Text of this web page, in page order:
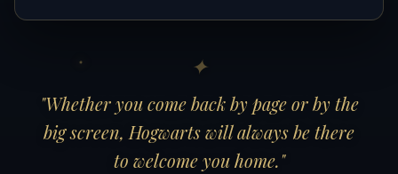
"Whether you come back by page or by the
big screen, Hogwarts will always be there
to welcome you home."